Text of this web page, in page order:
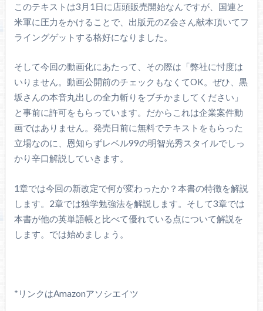
このテキストは3月1日に店頭販売開始なんですが、国連と
米軍に圧力をかけることで、出版元のZ会さん献本頂いてフ
ライングゲットする格好になりました。
そして今回の動画化にあたって、その際は「弊社に忖度は
いりません。動画公開前のチェックもなくてOK。ぜひ、黒
坂さんの本音丸出しの全力斬りをブチかましてください」
と事前に許可をもらっています。だからこれは企業案件動
画ではありません。発売日前に無料でテキストをもらった
立場なのに、恩知らずレベル99の明智光秀スタイルでしっ
かり辛口解説していきます。
1章では今回の新改定で何が変わったか？本書の特徴を解説
します。2章では独学勉強法を解説します。そして3章では
本書が他の英単語帳と比べて優れている点について解説を
します。では始めましょう。
*リンクはAmazonアソシエイツ